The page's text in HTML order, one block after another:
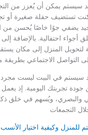
سيستم يمكن أن يُعزز من
تستضيف حفلة صغيرة أو
يضفي جوًا خاصًا يُحسن من
احتفالية. بالإضافة
لتحويل المنزل إلى مكان
سيستم في البيت ليست مجرد
جودة تجربتك اليومية. إذ
والبصري، ويُسهم في خلق
للمنزل وكيفية اختيار